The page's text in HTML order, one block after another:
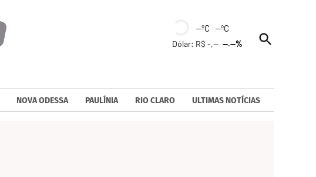
--ºC --ºC
Dólar: R$ -,----.--%
Open
Search
NOVA ODESSA PAULÍNIA RIO CLARO ULTIMAS NOTÍCIAS